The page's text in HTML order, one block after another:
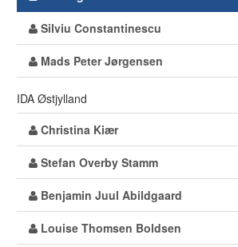
Silviu Constantinescu
Mads Peter Jørgensen
IDA Østjylland
Christina Kiær
Stefan Overby Stamm
Benjamin Juul Abildgaard
Louise Thomsen Boldsen